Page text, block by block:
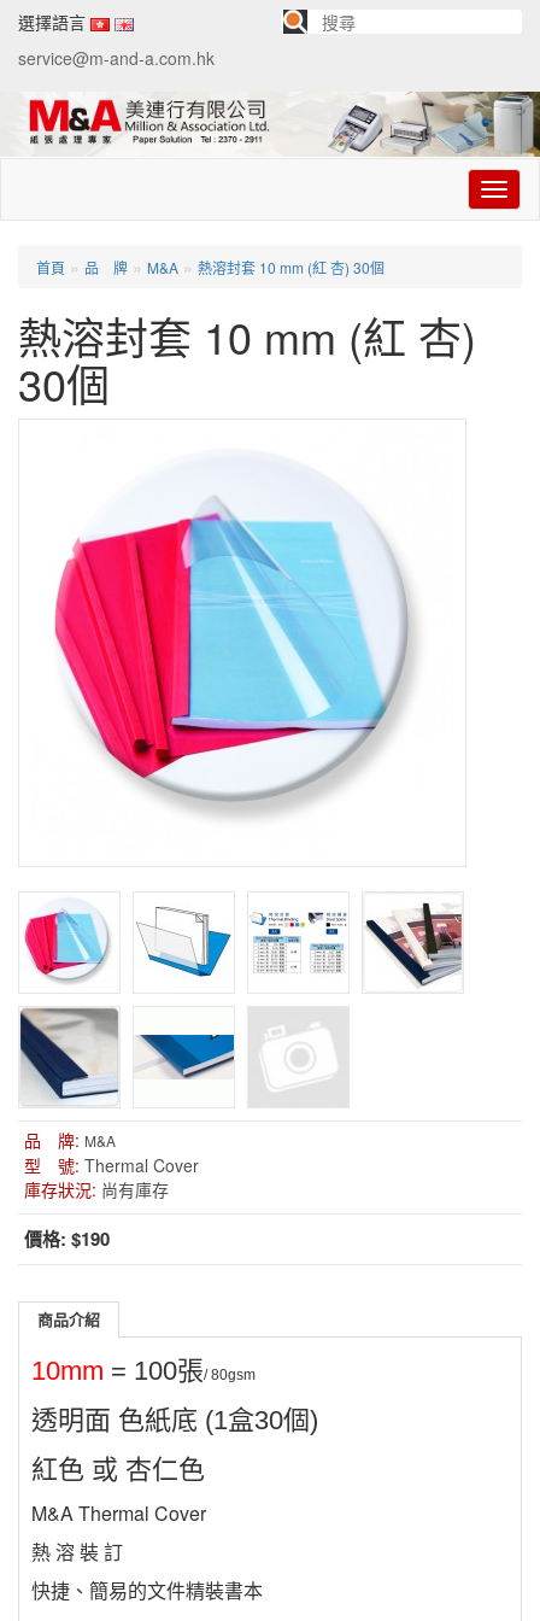
選擇語言
service@m-and-a.com.hk
切
换
首頁 » 品 牌 » M&A » 熱溶封套 10 mm (紅 杏) 30個
熱溶封套 10 mm (紅 杏)
30個
品 牌: M&A
型 號: Thermal Cover
庫存狀況: 尚有庫存
價格: $190
商品介紹
10mm = 100張/ 80gsm
透明面 色紙底 (1盒30個)
紅色 或 杏仁色
M&A Thermal Cover
熱 溶 裝 訂
快捷、簡易的文件精裝書本